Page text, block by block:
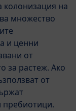
колонизация на
множество
и ценни
от
за растеж. Ако
от
пребиотици.